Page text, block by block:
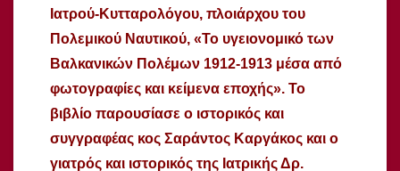
Ιατρού-Κυτταρολόγου, πλοιάρχου του
Πολεμικού Ναυτικού, «Το υγειονομικό των
Βαλκανικών Πολέμων 1912-1913 μέσα από
φωτογραφίες και κείμενα εποχής». Το
βιβλίο παρουσίασε ο ιστορικός και
συγγραφέας κος Σαράντος Καργάκος και ο
γιατρός και ιστορικός της Ιατρικής Δρ.